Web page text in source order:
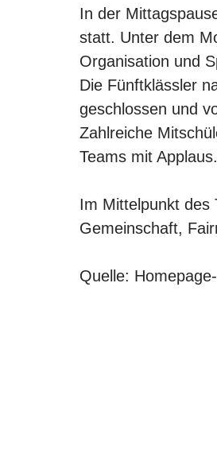
In der
statt. Unter dem
Organisation und
Die Fünftklässler
geschlossen und
Zahlreiche
Teams mit Applaus.
Im Mittelpunkt des
Gemeinschaft,
Quelle: